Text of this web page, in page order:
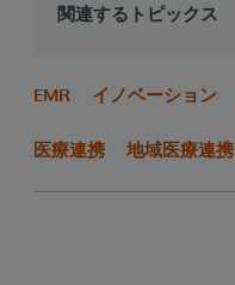
関連するトピックス
EMR イノベーション
医療連携 地域医療連携